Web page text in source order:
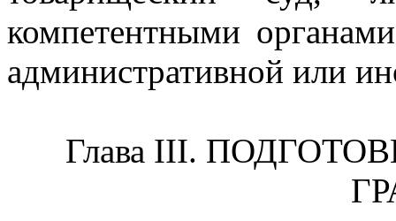
компетентными
административной или
Глава III.